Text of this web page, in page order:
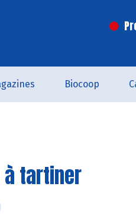
Biocoop
à tartiner